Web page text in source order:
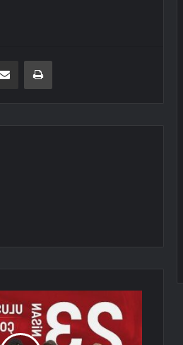
E-Posta ile paylaş Yazdır